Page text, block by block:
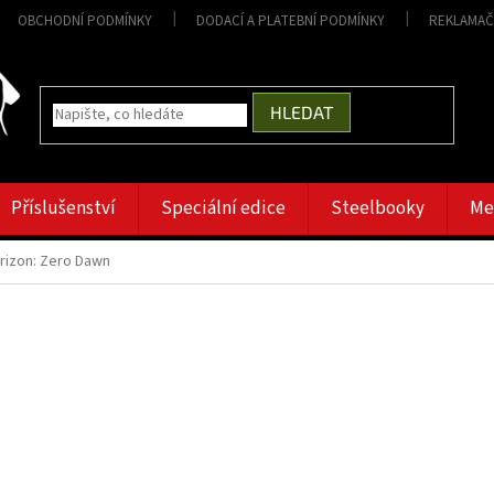
OBCHODNÍ PODMÍNKY DODACÍ A PLATEBNÍ PODMÍNKY
HLEDAT
Příslušenství Speciální edice Steelbooky
Zero Dawn